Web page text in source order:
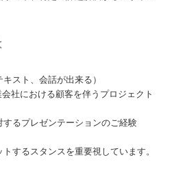
スト、会話が出来る）
社における顧客を伴うプロジェクト
するプレゼンテーションのご経験
するスタンスを重要視しています。